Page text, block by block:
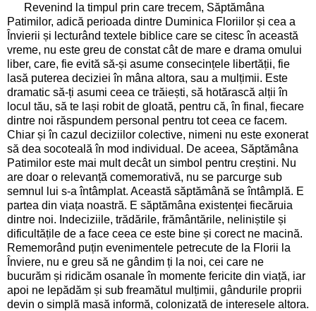
Revenind la timpul prin care trecem, Săptămâna
Patimilor, adică perioada dintre Duminica Floriilor și cea a
Învierii și lecturând textele biblice care se citesc în această
vreme, nu este greu de constat cât de mare e drama omului
liber, care, fie evită să-și asume consecințele libertății, fie
lasă puterea deciziei în mâna altora, sau a mulțimii. Este
dramatic să-ți asumi ceea ce trăiești, să hotărască alții în
locul tău, să te lași robit de gloată, pentru că, în final, fiecare
dintre noi răspundem personal pentru tot ceea ce facem.
Chiar și în cazul deciziilor colective, nimeni nu este exonerat
să dea socoteală în mod individual. De aceea, Săptămâna
Patimilor este mai mult decât un simbol pentru creștini. Nu
are doar o relevanță comemorativă, nu se parcurge sub
semnul lui s-a întâmplat. Această săptămână se întâmplă. E
partea din viața noastră. E săptămâna existenței fiecăruia
dintre noi. Indeciziile, trădările, frământările, neliniștile și
dificultățile de a face ceea ce este bine și corect ne macină.
Rememorând puțin evenimentele petrecute de la Florii la
Înviere, nu e greu să ne gândim ți la noi, cei care ne
bucurăm și ridicăm osanale în momente fericite din viață, iar
apoi ne lepădăm și sub freamătul mulțimii, gândurile proprii
devin o simplă masă informă, colonizată de interesele altora.